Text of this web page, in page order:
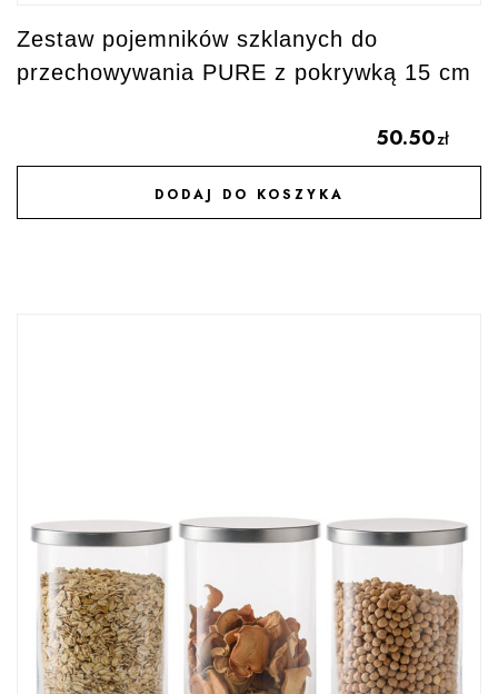
Zestaw pojemników szklanych do
przechowywania PURE z pokrywką 15 cm
50.50zł
DODAJ DO KOSZYKA
DODAJ DO ULUBIONYCH